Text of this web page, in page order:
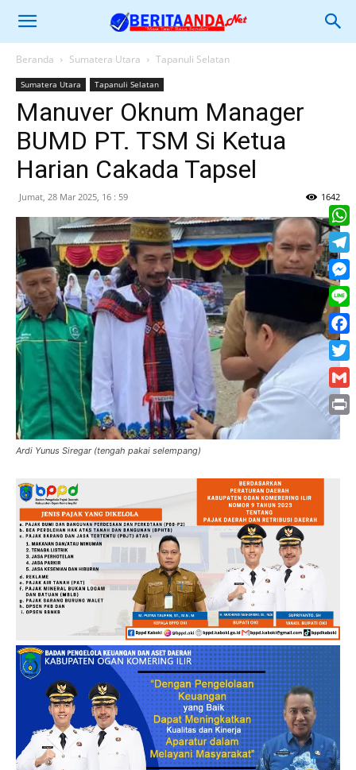
Beranda Sumatera Utara Tapanuli Selatan
Sumatera Utara Tapanuli Selatan
Manuver Oknum Manager
BUMD PT. TSM Si Ketua
Harian Cakada Tapsel
Jumat, 28 Mar 2025, 16 : 59 1642
Ardi Yunus Siregar (tengah pakai selempang)
Line
Print